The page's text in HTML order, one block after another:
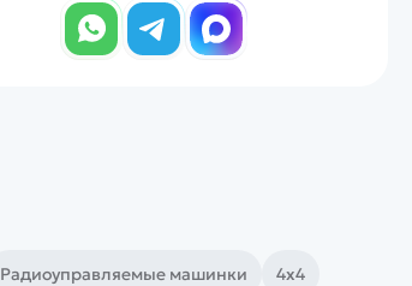
Радиоуправляемые машинки 4х4